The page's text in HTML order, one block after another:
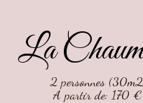
La
2 personnes
A partir de: 170 €